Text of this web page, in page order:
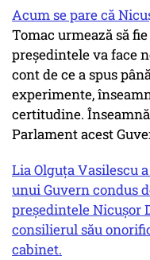
Acum se pare că
Tomac urmează să
președintele va face
cont de ce a spus
experimente,
certitudine.
Parlament acest
Lia Olguţa Vasilescu
unui Guvern condus
preşedintele Nicuşor
consilierul său
cabinet.